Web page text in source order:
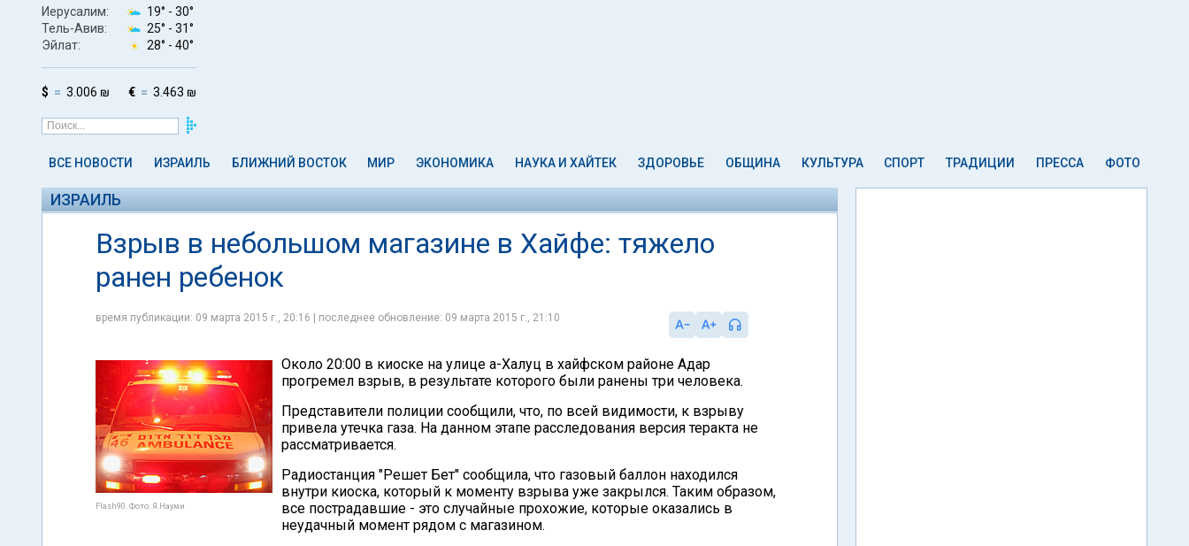
Иерусалим: 19° - 30°
Тель-Авив:
25° - 31°
Эйлат:
28° - 40°
$ 3.006 ₪ € 3.463 ₪
ВСЕ НОВОСТИ ИЗРАИЛЬ БЛИЖНИЙ ВОСТОК МИР ЭКОНОМИКА НАУКА И ХАЙТЕК ЗДОРОВЬЕ ОБЩИНА КУЛЬТУРА СПОРТ ТРАДИЦИИ ПРЕССА ФОТО
ИЗРАИЛЬ
Взрыв в небольшом магазине в Хайфе: тяжело
ранен ребенок
время публикации: 09 марта 2015 г., 20:16 | последнее обновление: 09 марта 2015 г., 21:10
Flash90. Фото: Я.Науми
Около 20:00 в киоске на улице а-Халуц в хайфском районе Адар
прогремел взрыв, в результате которого были ранены три человека.
Представители полиции сообщили, что, по всей видимости, к взрыву
привела утечка газа. На данном этапе расследования версия теракта не
рассматривается.
Радиостанция "Решет Бет" сообщила, что газовый баллон находился
внутри киоска, который к моменту взрыва уже закрылся. Таким образом,
все пострадавшие - это случайные прохожие, которые оказались в
неудачный момент рядом с магазином.